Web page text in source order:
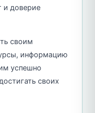
и доверие
своим
информацию
успешно
своих